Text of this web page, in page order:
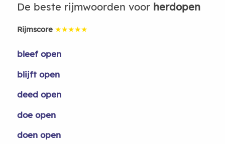
De beste rijmwoorden voor herdopen
Rijmscore ★★★★★
bleef open
blijft open
deed open
doe open
doen open